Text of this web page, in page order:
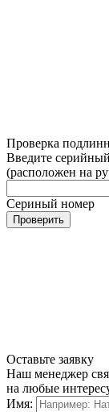
Проверка
Введите
(расположен на
Сериный номер
Проверить
Оставьте заявку
Наш менеджер
на любые
Имя: